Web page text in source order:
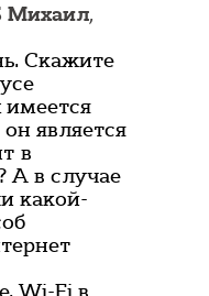
Михаил,
Скажите
является
в
А в случае
какой-